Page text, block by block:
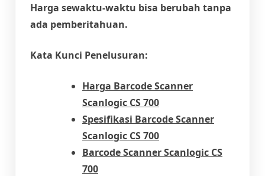
Harga sewaktu-waktu bisa berubah tanpa
ada pemberitahuan.
Kata Kunci Penelusuran:
Harga Barcode Scanner
Scanlogic CS 700
Spesifikasi Barcode Scanner
Scanlogic CS 700
Barcode Scanner Scanlogic CS
700